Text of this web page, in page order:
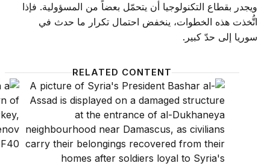
ويجدر بقطاع التكنولوجيا أن يتحمّل بعضاً من المسؤولية. فإذا
اتُّخذت هذه الخطوات، ينخفض احتمال تكرار ما حدث في
سوريا إلى حدّ كبير.
RELATED CONTENT
هل بإمكان سوريا أن تعود إلى الساحة الإقليمية؟